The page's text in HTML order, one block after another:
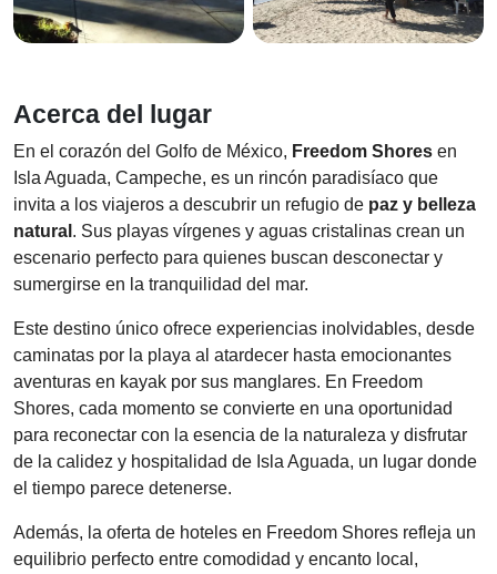
Acerca del lugar
En el corazón del Golfo de México, Freedom Shores en
Isla Aguada, Campeche, es un rincón paradisíaco que
invita a los viajeros a descubrir un refugio de paz y belleza
natural . Sus playas vírgenes y aguas cristalinas crean un
escenario perfecto para quienes buscan desconectar y
sumergirse en la tranquilidad del mar.
Este destino único ofrece experiencias inolvidables, desde
caminatas por la playa al atardecer hasta emocionantes
aventuras en kayak por sus manglares. En Freedom
Shores, cada momento se convierte en una oportunidad
para reconectar con la esencia de la naturaleza y disfrutar
de la calidez y hospitalidad de Isla Aguada, un lugar donde
el tiempo parece detenerse.
Además, la oferta de hoteles en Freedom Shores refleja un
equilibrio perfecto entre comodidad y encanto local,